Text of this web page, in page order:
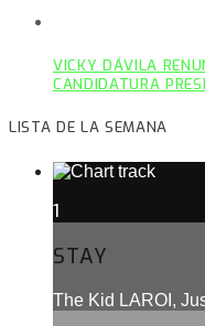
VICKY DÁVILA
CANDIDATURA
LISTA DE LA SEMANA
1
STAY
The Kid LAROI,